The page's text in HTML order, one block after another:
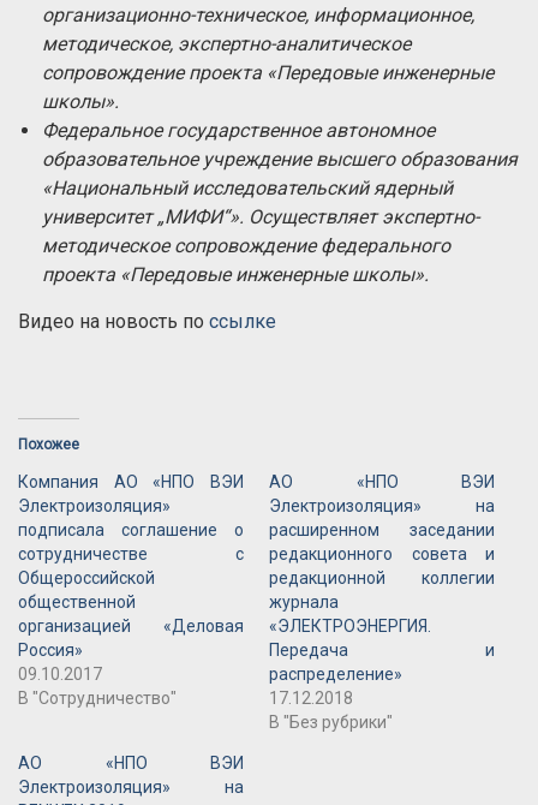
организационно-техническое, информационное,
методическое, экспертно-аналитическое
сопровождение проекта «Передовые инженерные
школы».
Федеральное государственное автономное
образовательное учреждение высшего образования
«Национальный исследовательский ядерный
университет „МИФИ“». Осуществляет экспертно-
методическое сопровождение федерального
проекта «Передовые инженерные школы».
Видео на новость по ссылке
Похожее
Компания АО «НПО ВЭИ
Электроизоляция»
подписала соглашение о
сотрудничестве с
Общероссийской
общественной
организацией «Деловая
Россия»
09.10.2017
В "Сотрудничество"
АО «НПО ВЭИ
Электроизоляция» на
расширенном заседании
редакционного совета и
редакционной коллегии
журнала
«ЭЛЕКТРОЭНЕРГИЯ.
Передача и
распределение»
17.12.2018
В "Без рубрики"
АО «НПО ВЭИ
Электроизоляция» на